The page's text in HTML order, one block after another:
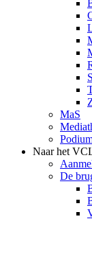
MaS
Naar het
De